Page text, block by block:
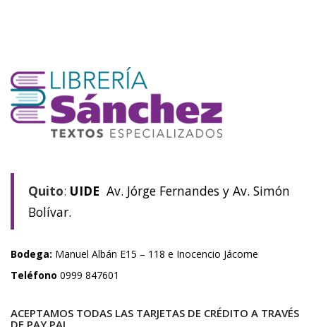
Quito: UIDE Av. Jórge Fernandes y Av. Simón
Bolívar.
Bodega: Manuel Albán E15 – 118 e Inocencio Jácome
Teléfono 0999 847601
ACEPTAMOS TODAS LAS TARJETAS DE CRÉDITO A TRAVÉS